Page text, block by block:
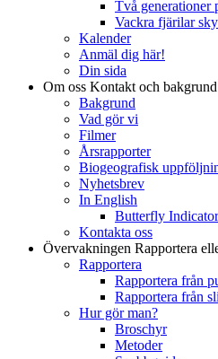
Två generationer
Vackra fjärilar
Kalender
Anmäl dig här!
Din sida
Om oss Kontakt och bakgrund
Bakgrund
Vad gör vi
Filmer
Årsrapporter
Biogeografisk
Nyhetsbrev
In English
Butterfly
Kontakta oss
Övervakningen Rapportera
Rapportera
Rapportera från
Rapportera från
Hur gör man?
Broschyr
Metoder